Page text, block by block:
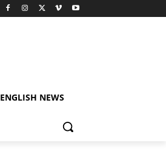
ENGLISH NEWS